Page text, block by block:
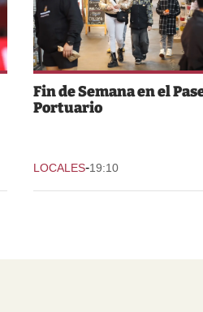
Fin de Semana en el
Portuario
LOCALES-19:10